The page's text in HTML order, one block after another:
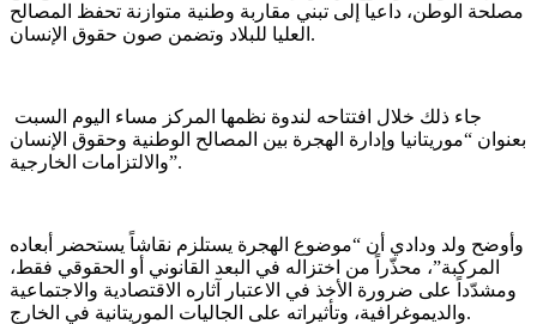
مصلحة الوطن، داعيا إلى تبني مقاربة وطنية متوازنة تحفظ المصالح
العليا للبلاد وتضمن صون حقوق الإنسان.
بعنوان “موريتانيا وإدارة الهجرة بين المصالح الوطنية وحقوق الإنسان
والالتزامات الخارجية”.
وأوضح ولد ودادي أن “موضوع الهجرة يستلزم نقاشاً يستحضر أبعاده
المركبة”، محذّراً من اختزاله في البعد القانوني أو الحقوقي فقط،
ومشدّداً على ضرورة الأخذ في الاعتبار آثاره الاقتصادية والاجتماعية
والديموغرافية، وتأثيراته على الجاليات الموريتانية في الخارج.